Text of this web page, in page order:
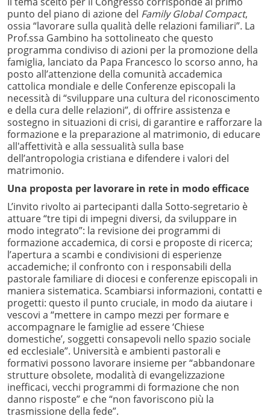
punto del piano di azione del Family Global Compact,
ossia “lavorare sulla qualità delle relazioni familiari”. La
Prof.ssa Gambino ha sottolineato che questo
programma condiviso di azioni per la promozione della
famiglia, lanciato da Papa Francesco lo scorso anno, ha
posto all’attenzione della comunità accademica
cattolica mondiale e delle Conferenze episcopali la
necessità di “sviluppare una cultura del riconoscimento
e della cura delle relazioni”, di offrire assistenza e
sostegno in situazioni di crisi, di garantire e rafforzare la
formazione e la preparazione al matrimonio, di educare
all'affettività e alla sessualità sulla base
dell’antropologia cristiana e difendere i valori del
matrimonio.
Una proposta per lavorare in rete in modo efficace
L’invito rivolto ai partecipanti dalla Sotto-segretario è
attuare “tre tipi di impegni diversi, da sviluppare in
modo integrato”: la revisione dei programmi di
formazione accademica, di corsi e proposte di ricerca;
l’apertura a scambi e condivisioni di esperienze
accademiche; il confronto con i responsabili della
pastorale familiare di diocesi e conferenze episcopali in
maniera sistematica. Scambiarsi informazioni, contatti e
progetti: questo il punto cruciale, in modo da aiutare i
vescovi a “mettere in campo mezzi per formare e
accompagnare le famiglie ad essere ‘Chiese
domestiche’, soggetti consapevoli nello spazio sociale
ed ecclesiale”. Università e ambienti pastorali e
formativi possono lavorare insieme per “abbandonare
strutture obsolete, modalità di evangelizzazione
inefficaci, vecchi programmi di formazione che non
danno risposte” e che “non favoriscono più la
trasmissione della fede”.